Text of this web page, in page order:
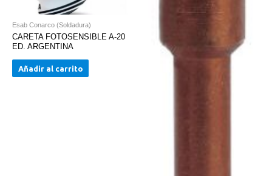
Esab Conarco (Soldadura)
CARETA FOTOSENSIBLE A-20
ED. ARGENTINA
Añadir al carrito